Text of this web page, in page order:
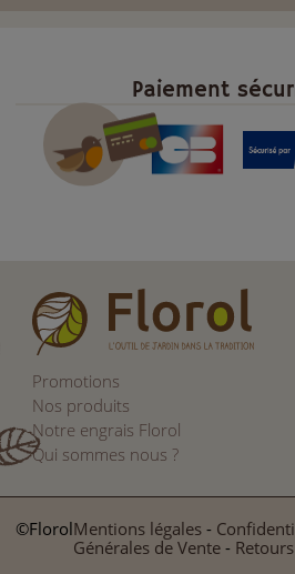
Paiement
Promotions
Nos produits
Notre engrais Florol
Qui sommes nous ?
©FlorolMentions légales -
Générales de Vente- Retours